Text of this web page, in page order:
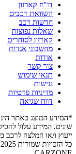
דו"ח קארזון
השוואת רכבים
חדשות רכב
שאלות נפוצות
קארזון לסוחרים
מחשבוני אגרות
אודות
צור קשר
תנאי שימוש
נגישות
מדיניות פרטיות
דווח שגיאה
*המידע המוצג באתר
שונים. המידע עלול
ייעוץ ו/או המלצה
כל הזכויות שמורות 2025